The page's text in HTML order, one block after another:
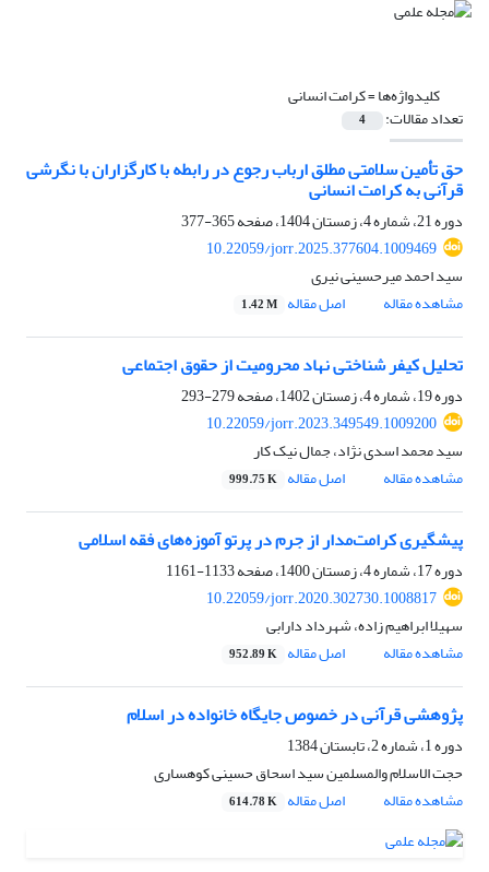
کلیدواژه‌ها =کرامت انسانی
تعداد مقالات: 4
حق تأمین سلامتی مطلق ارباب رجوع در رابطه با کارگزاران با نگرشی
قرآنی به کرامت انسانی
دوره 21، شماره 4، زمستان 1404، صفحه
365-377
10.22059/jorr.2025.377604.1009469
سید احمد میرحسینی نیری
مشاهده مقاله
اصل مقاله 1.42 M
تحلیل کیفر شناختی نهاد محرومیت از حقوق اجتماعی
دوره 19، شماره 4، زمستان 1402، صفحه
279-293
10.22059/jorr.2023.349549.1009200
سید محمد اسدی نژاد، جمال نیک کار
مشاهده مقاله
اصل مقاله 999.75 K
پیشگیری کرامت‌مدار از جرم در پرتو آموزه‌های فقه اسلامی
دوره 17، شماره 4، زمستان 1400، صفحه
1133-1161
10.22059/jorr.2020.302730.1008817
سهیلا ابراهیم زاده، شهرداد دارابی
مشاهده مقاله
اصل مقاله 952.89 K
پژوهشی قرآنی در خصوص جایگاه خانواده در اسلام
دوره 1، شماره 2، تابستان 1384
حجت الاسلام والمسلمین سید اسحاق حسینى کوهسارى
مشاهده مقاله
اصل مقاله 614.78 K